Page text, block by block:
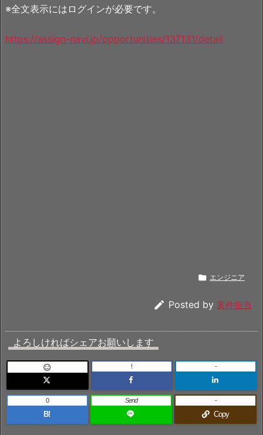
※全文表示にはログインが必要です。
https://assign-navi.jp/opportunities/137131/detail
 エンジニア
 Posted by 案件担当
よろしければシェアお願いします
 ! -
B!
0 Send
Copy
-